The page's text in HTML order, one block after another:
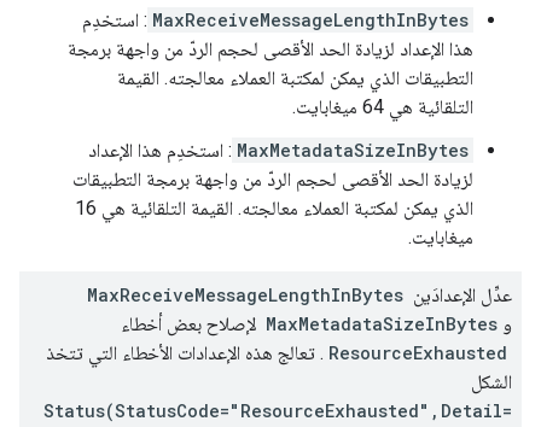
MaxReceiveMessageLengthInBytes : استخدِم
هذا الإعداد لزيادة الحد الأقصى لحجم الردّ من واجهة برمجة
التطبيقات الذي يمكن لمكتبة العملاء معالجته. القيمة
التلقائية هي 64 ميغابايت.
MaxMetadataSizeInBytes : استخدِم هذا الإعداد
لزيادة الحد الأقصى لحجم الردّ من واجهة برمجة التطبيقات
الذي يمكن لمكتبة العملاء معالجته. القيمة التلقائية هي 16
ميغابايت.
عدِّل الإعدادَين MaxReceiveMessageLengthInBytes
و MaxMetadataSizeInBytes لإصلاح بعض أخطاء
ResourceExhausted . تعالج هذه الإعدادات الأخطاء التي تتخذ
الشكل
Status(StatusCode="ResourceExhausted",Detail=